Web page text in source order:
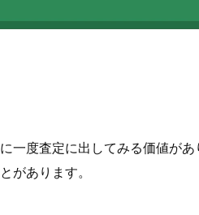
一度査定に出してみる価値が
があります。